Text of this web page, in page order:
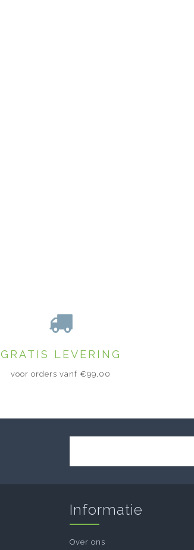
GRATIS LEVERING
voor orders vanf €99,00
Informatie
Over ons